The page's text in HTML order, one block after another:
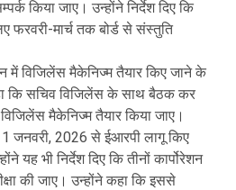
किया जाए। उन्होंने निर्देश दिए कि
फरवरी-मार्च तक बोर्ड से संस्तुति
में विजिलेंस मैकेनिज्म तैयार किए जाने के
कि सचिव विजिलेंस के साथ बैठक कर
विजिलेंस मैकेनिज्म तैयार किया जाए।
जनवरी, 2026 से ईआरपी लागू किए
यह भी निर्देश दिए कि तीनों कार्पोरेशन
की जाए। उन्होंने कहा कि इससे